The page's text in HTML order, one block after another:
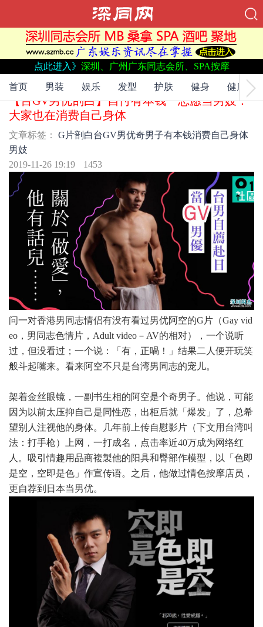
点此进入》 深圳、广州广东同志会所、SPA按摩
首页 男装 娱乐 发型 护肤 健身 健康
文章标签：G片剖白台GV男优 奇男子有本钱
消费自己身体
男妓
【台GV男优剖白】自忖有本钱 志愿当男妓：
大家也在消费自己身体
文章标签： G片剖白台GV男优奇男子有本钱消费自己身体
男妓
2019-11-26 19:19
1453
问一对香港男同志情侣有没有看过男优阿空的G片（Gay vid
eo，男同志色情片，Adult video－AV的相对），一个说听
过，但没看过；一个说：「有，正喎！」结果二人便开玩笑
般斗起嘴来。看来阿空不只是台湾男同志的宠儿。
架着金丝眼镜，一副书生相的阿空是个奇男子。他说，可能
因为以前太压抑自己是同性恋，出柜后就「爆发」了，总希
望别人注视他的身体。几年前上传自慰影片（下文用台湾叫
法：打手枪）上网，一打成名，点击率近40万成为网络红
人。吸引情趣用品商複製他的阳具和臀部作模型，以「色即
是空，空即是色」作宣传语。之后，他做过情色按摩店员，
更自荐到日本当男优。